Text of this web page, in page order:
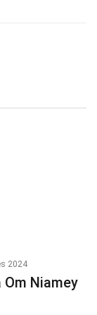
2024
Om Niamey